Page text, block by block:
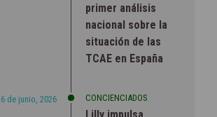
primer análisis
nacional sobre la
situación de las
TCAE en España
6 de junio, 2026 CONCIENCIADOS